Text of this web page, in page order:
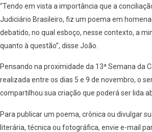
“Tendo em vista a importância que a
Judiciário Brasileiro, fiz um poema em
debatido, no qual esboço, nesse contexto, a
quanto à questão”, disse João.
Pensando na proximidade da 13ª Semana da
realizada entre os dias 5 e 9 de novembro, o
compartilhou sua criação que poderá ser lida
Para publicar um poema, crônica ou divulgar
literária, técnica ou fotográfica, envie e-mail